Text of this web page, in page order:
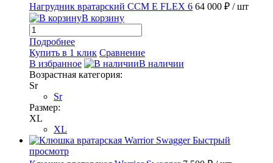
Нагрудник вратарский CCM E FLEX 6 64 000 ₽ / шт
В корзину
Подробнее
Купить в 1 клик Сравнение
В избранное
В наличии
Возрастная категория:
Sr
Sr
Размер:
XL
XL
Быстрый
просмотр